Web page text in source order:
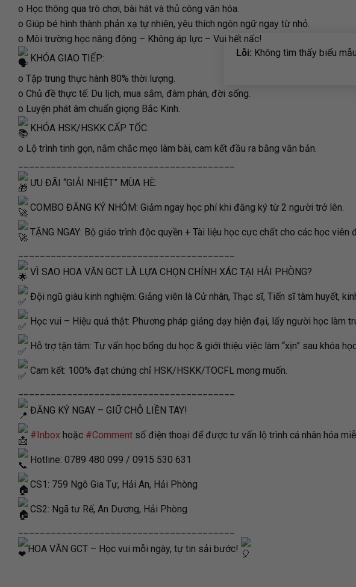
Lỗi: Không tìm thấy biểu
o Học thông qua trò chơi, bài hát và thủ công văn hóa.
o Giúp bé hình thành phản xạ tự nhiên, yêu thích ngôn ngữ ngay từ nhỏ.
o Môi trường học năng động – Không áp lực – Vui hết nấc!
KHÓA GIAO TIẾP:
o Tập trung thực hành 80% thời lượng.
o Chủ đề thực tế: Du lịch, mua sắm, đàm phán, đời sống.
o Luyện phát âm chuẩn giọng Bắc Kinh.
KHÓA HSK/HSKK CẤP TỐC:
o Lộ trình tinh gọn, nắm chắc mẹo làm bài, cam kết đầu ra bằng văn bản.
ƯU ĐÃI “GIẢI NHIỆT” MÙA HÈ:
COMBO ĐĂNG KÝ NHÓM: Giảm ngay học phí khi đăng ký từ 2 người trở lên.
TẶNG NGAY: Bộ giáo trình độc quyền + Tài liệu học cực chất cho các học
VÌ SAO HOA VĂN GCT LÀ LỰA CHỌN CHÍNH XÁC TẠI HẢI PHÒNG?
Đội ngũ giàu kinh nghiệm: Giảng viên là Cử nhân, Thạc sĩ, Tiến sĩ tâm huyết,
Học vui – Hiệu quả thật: Phương pháp giảng dạy hiện đại, lấy người học làm
Hỗ trợ tận tâm: Tư vấn học bổng du học & giới thiệu việc làm “xịn” sau khóa
Cam kết: 100% đạt chứng chỉ HSK/HSKK/TOCFL mong muốn.
ĐĂNG KÝ NGAY – GIỮ CHỖ LIỀN TAY!
#Inbox hoặc #Comment số điện thoại để được tư vấn lộ trình cá nhân hóa
Hotline: 0789 480 099 / 0915 530 631
CS1: 759 Ngô Gia Tự, Hải An, Hải Phòng
CS2: Ngã tư Rế, An Dương, Hải Phòng
HOA VĂN GCT – Học vui mỗi ngày, tự tin sải bước!